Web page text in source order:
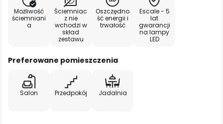
Możliwość
ściemniani
a
Ściemniac
z nie
wchodzi w
skład
zestawu
Oszczędno
ść energii i
trwałość
Escale - 5
lat
gwarancji
na lampy
LED
Preferowane pomieszczenia
Salon Przedpokój Jadalnia